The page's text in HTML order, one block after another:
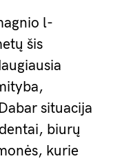
l-
šis
situacija
biurų
kurie